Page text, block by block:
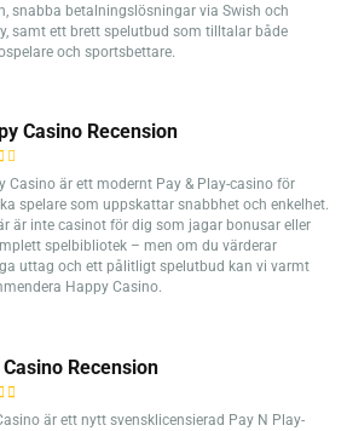
snabba betalningslösningar via Swish och
samt ett brett spelutbud som tilltalar både
och sportsbettare.
Casino Recension
Casino är ett modernt Pay & Play-casino för
spelare som uppskattar snabbhet och enkelhet.
är inte casinot för dig som jagar bonusar eller
spelbibliotek – men om du värderar
uttag och ett pålitligt spelutbud kan vi varmt
Happy Casino.
Casino Recension
är ett nytt svensklicensierad Pay N Play-